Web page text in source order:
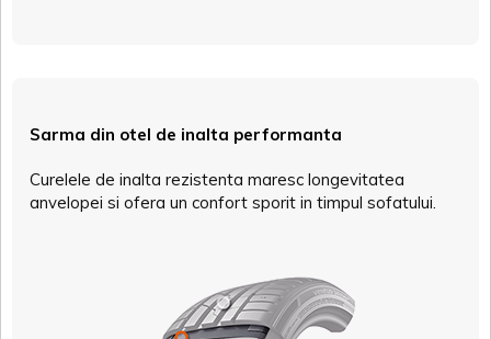
Sarma din otel de inalta performanta
Curelele de inalta rezistenta maresc longevitatea
anvelopei si ofera un confort sporit in timpul sofatului.